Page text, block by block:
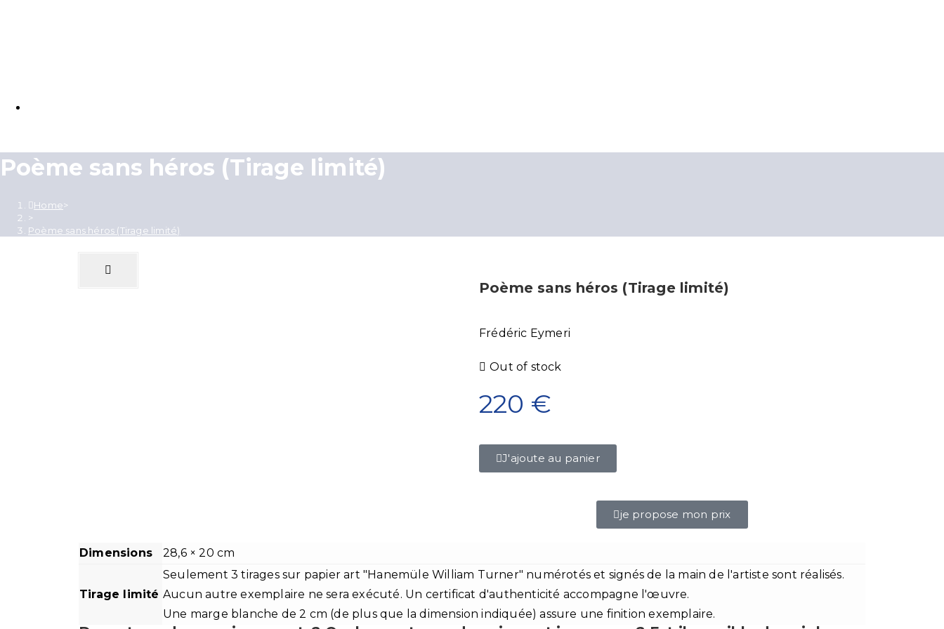
Poème sans héros (Tirage limité)
Home>
>
Poème sans héros (Tirage limité)
Poème sans héros (Tirage limité)
Frédéric Eymeri
Out of stock
220 €
J'ajoute au panier
je propose mon prix
Dimensions 28,6 × 20 cm
Tirage limité
Seulement 3 tirages sur papier art "Hanemüle William Turner" numérotés et signés de la main de l'artiste sont réalisés.
Aucun autre exemplaire ne sera exécuté. Un certificat d'authenticité accompagne l'œuvre.
Une marge blanche de 2 cm (de plus que la dimension indiquée) assure une finition exemplaire.